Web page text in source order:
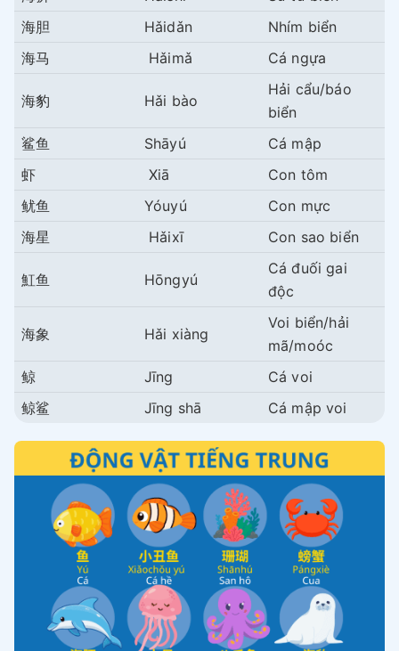
海胆
Hǎidǎn
Nhím biển
海马
Hǎimǎ Cá ngựa
海豹 Hǎi bào
Hải cẩu/báo
biển
鲨鱼
Shāyú
Cá mập
虾
Xiā
Con tôm
鱿鱼
Yóuyú
Con mực
海星
Hǎixī Con sao biển
魟鱼 Hōngyú
Cá đuối gai
độc
海象 Hǎi xiàng
Voi biển/hải
mã/moóc
鲸
Jīng
Cá voi
鲸鲨
Jīng shā Cá mập voi